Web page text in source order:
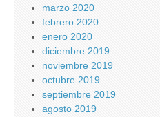
marzo 2020
febrero 2020
enero 2020
diciembre 2019
noviembre 2019
octubre 2019
septiembre 2019
agosto 2019